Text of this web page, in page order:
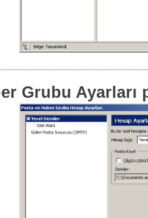
Grubu Ayarları